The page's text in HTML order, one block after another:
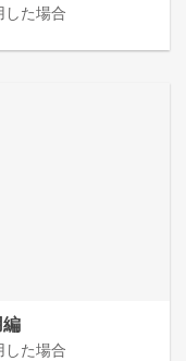
た場合
た場合